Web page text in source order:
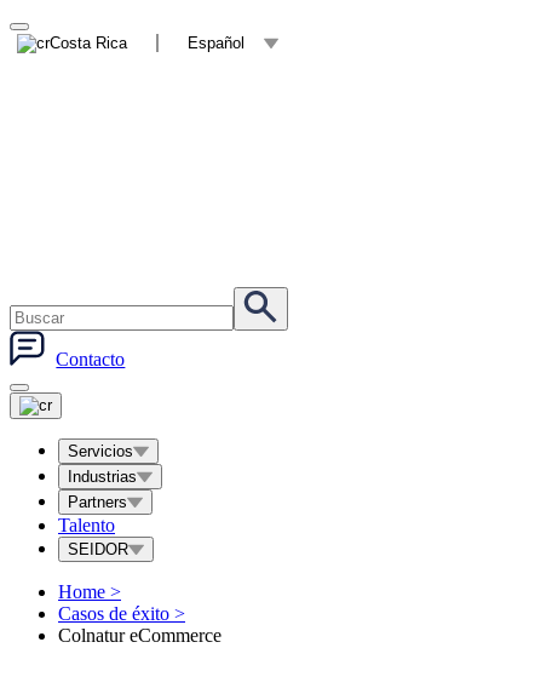
Costa Rica Español
Contacto
Servicios
Industrias
Partners
Talento
SEIDOR
Home >
Casos de éxito >
Colnatur eCommerce